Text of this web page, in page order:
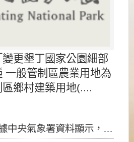
更墾丁國家公園細部
一般管制區農業用地為
鄉村建築用地(....
署資料顯示，白海豚颱風持續接近臺灣，請密切注意動向及早完成防災應變準備